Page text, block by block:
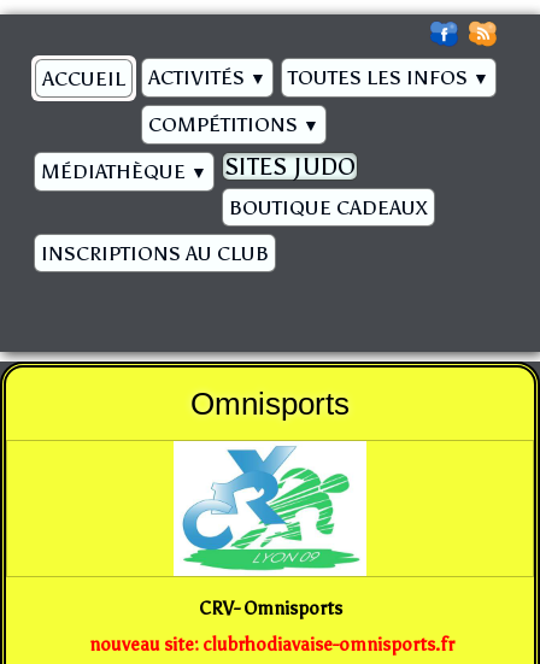
ACCUEIL ACTIVITÉS ▼ TOUTES LES INFOS ▼
COMPÉTITIONS ▼
MÉDIATHÈQUE ▼ SITES JUDO
BOUTIQUE CADEAUX
INSCRIPTIONS AU CLUB
Omnisports
CRV- Omnisports
nouveau site: clubrhodiavaise-omnisports.fr